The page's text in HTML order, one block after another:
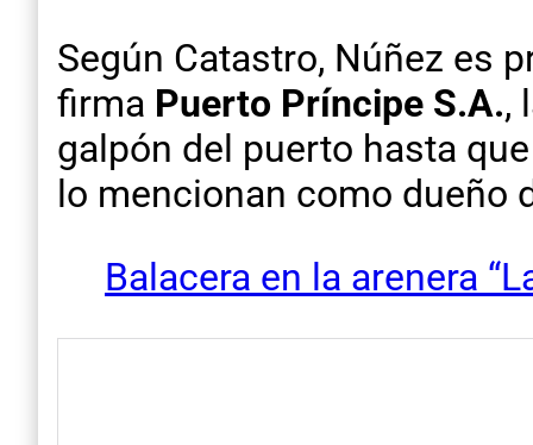
Según Catastro, Núñez es
firma Puerto Príncipe S.A.,
galpón del puerto hasta
lo mencionan como dueño
Balacera en la arenera